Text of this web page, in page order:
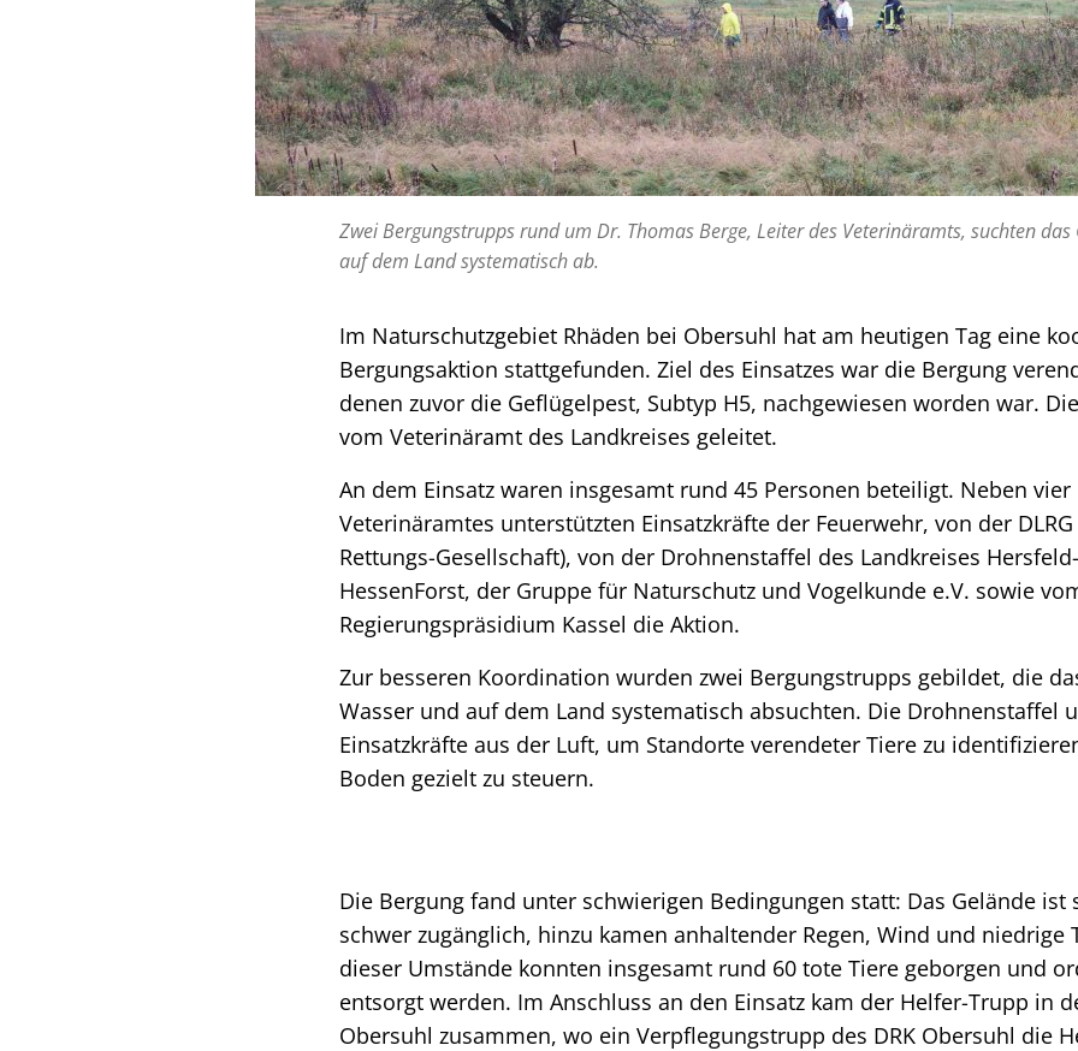
Zwei Bergungstrupps rund um Dr. Thomas Berge, Leiter des Veterinäramts, suchten das
auf dem Land systematisch ab.
Im Naturschutzgebiet Rhäden bei Obersuhl hat am heutigen Tag eine
Bergungsaktion stattgefunden. Ziel des Einsatzes war die Bergung
denen zuvor die Geflügelpest, Subtyp H5, nachgewiesen worden war.
vom Veterinäramt des Landkreises geleitet.
An dem Einsatz waren insgesamt rund 45 Personen beteiligt. Neben
Veterinäramtes unterstützten Einsatzkräfte der Feuerwehr, von der
Rettungs-Gesellschaft), von der Drohnenstaffel des Landkreises
HessenForst, der Gruppe für Naturschutz und Vogelkunde e.V. sowie
Regierungspräsidium Kassel die Aktion.
Zur besseren Koordination wurden zwei Bergungstrupps gebildet, die
Wasser und auf dem Land systematisch absuchten. Die Drohnenstaffel
Einsatzkräfte aus der Luft, um Standorte verendeter Tiere zu
Boden gezielt zu steuern.
Die Bergung fand unter schwierigen Bedingungen statt: Das Gelände ist
schwer zugänglich, hinzu kamen anhaltender Regen, Wind und niedrige
dieser Umstände konnten insgesamt rund 60 tote Tiere geborgen und
entsorgt werden. Im Anschluss an den Einsatz kam der Helfer-Trupp in
Obersuhl zusammen, wo ein Verpflegungstrupp des DRK Obersuhl die